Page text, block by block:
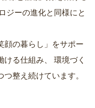
顔の暮らし」をサポー
る仕組み、
整え続けています。